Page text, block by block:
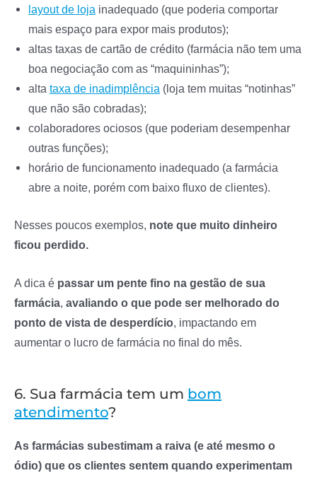
layout de loja inadequado (que poderia comportar
mais espaço para expor mais produtos);
altas taxas de cartão de crédito (farmácia não tem uma
boa negociação com as “maquininhas”);
alta taxa de inadimplência (loja tem muitas “notinhas”
que não são cobradas);
colaboradores ociosos (que poderiam desempenhar
outras funções);
horário de funcionamento inadequado (a farmácia
abre a noite, porém com baixo fluxo de clientes).
Nesses poucos exemplos, note que muito dinheiro
ficou perdido.
A dica é passar um pente fino na gestão de sua
farmácia, avaliando o que pode ser melhorado do
ponto de vista de desperdício, impactando em
aumentar o lucro de farmácia no final do mês.
6. Sua farmácia tem um bom
atendimento?
As farmácias subestimam a raiva (e até mesmo o
ódio) que os clientes sentem quando experimentam